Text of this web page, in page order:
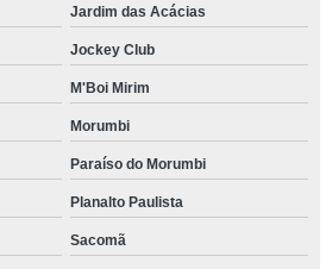
Jardim das Acácias
Jockey Club
M'Boi Mirim
Morumbi
Paraíso do Morumbi
Planalto Paulista
Sacomã